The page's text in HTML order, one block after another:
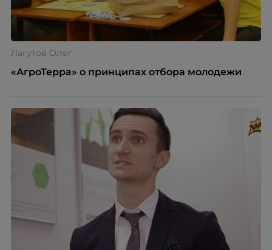
Лагутов Олег
«АгроТерра» о принципах отбора молодежи